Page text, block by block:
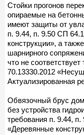
Стойки прогонов
опираемые на
имеют защиты от
п. 9.44, п. 9.50 СП
конструкции», а
шарнирного
что не
70.13330.2012
Актуализированная
Обвязочный брус
без устройства
требования п. 9.44,
«Деревянные